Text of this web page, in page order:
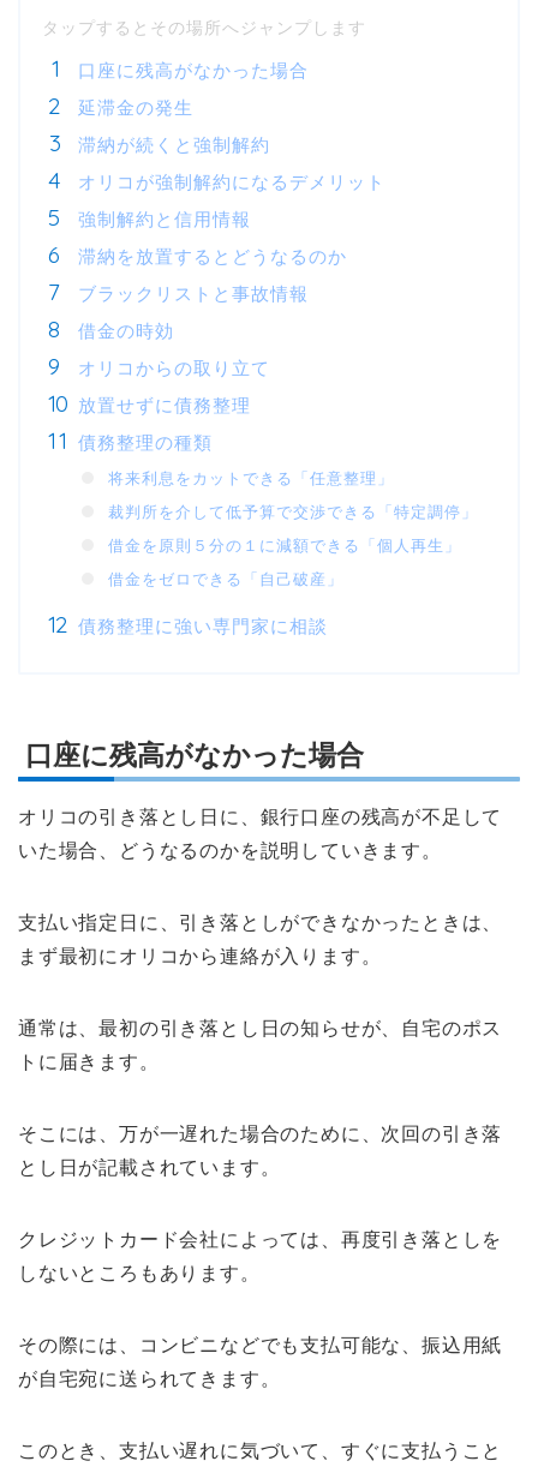
口座に残高がなかった場合
延滞金の発生
滞納が続くと強制解約
オリコが強制解約になるデメリット
強制解約と信用情報
滞納を放置するとどうなるのか
ブラックリストと事故情報
借金の時効
オリコからの取り立て
放置せずに債務整理
債務整理の種類
将来利息をカットできる「任意整理」
裁判所を介して低予算で交渉できる「特定調停」
借金を原則５分の１に減額できる「個人再生」
借金をゼロできる「自己破産」
債務整理に強い専門家に相談
口座に残高がなかった場合
オリコの引き落とし日に、銀行口座の残高が不足して
いた場合、どうなるのかを説明していきます。
支払い指定日に、引き落としができなかったときは、
まず最初にオリコから連絡が入ります。
通常は、最初の引き落とし日の知らせが、自宅のポス
トに届きます。
そこには、万が一遅れた場合のために、次回の引き落
とし日が記載されています。
クレジットカード会社によっては、再度引き落としを
しないところもあります。
その際には、コンビニなどでも支払可能な、振込用紙
が自宅宛に送られてきます。
このとき、支払い遅れに気づいて、すぐに支払うこと